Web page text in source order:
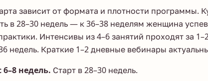
зависит от формата и плотности программы.
в 28–30 недель — к 36–38 неделям женщина
Интенсивы из 4–6 занятий проходят за
недель. Краткие 1–2 дневные вебинары
недель. Старт в 28–30 недель.